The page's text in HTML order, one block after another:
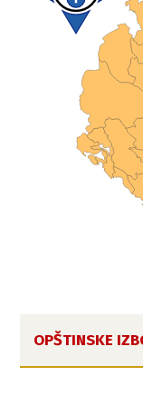
OPŠTINSKE